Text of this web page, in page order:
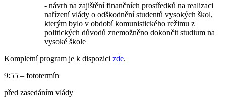
- návrh na zajištění finančních prostředků na realizaci
nařízení vlády o odškodnění studentů vysokých škol,
kterým bylo v období komunistického režimu z
politických důvodů znemožněno dokončit studium na
vysoké škole
Kompletní program je k dispozici zde.
9:55 – fototermín
před zasedáním vlády